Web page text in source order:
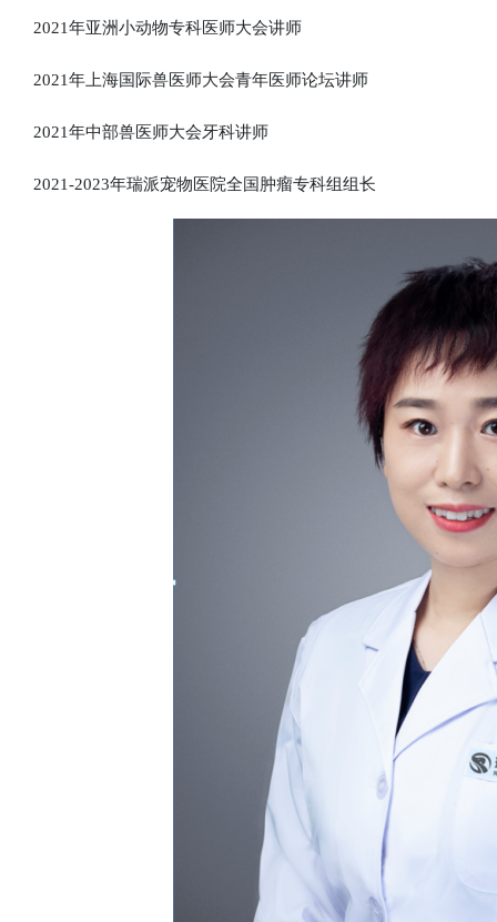
2021年亚洲小动物专科医师大会讲师
2021年上海国际兽医师大会青年医师论坛讲师
2021年中部兽医师大会牙科讲师
2021-2023年瑞派宠物医院全国肿瘤专科组组长